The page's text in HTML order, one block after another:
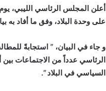
أعلن المجلس الرئاسي الليبي، يوم
على وحدة البلاد، وفق ما أفاد به
و جاء في البيان، ” استجابةً
الرئاسي عدداً من الاجتماعات
السياسي في البلاد “.